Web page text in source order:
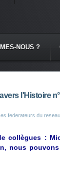
NOUS ?
l'Histoire
federateurs du
collègues :
nous